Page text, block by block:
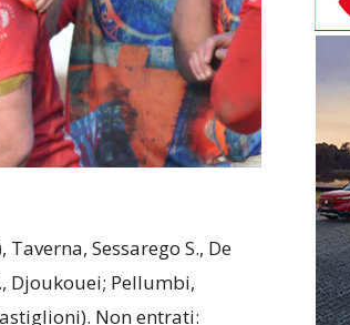
Sessarego S., De
Djoukouei; Pellumbi,
Non entrati: